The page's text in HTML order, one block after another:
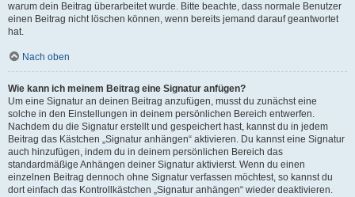
warum dein Beitrag überarbeitet wurde. Bitte beachte, dass normale Benutzer
einen Beitrag nicht löschen können, wenn bereits jemand darauf geantwortet
hat.
Nach oben
Wie kann ich meinem Beitrag eine Signatur anfügen?
Um eine Signatur an deinen Beitrag anzufügen, musst du zunächst eine
solche in den Einstellungen in deinem persönlichen Bereich entwerfen.
Nachdem du die Signatur erstellt und gespeichert hast, kannst du in jedem
Beitrag das Kästchen „Signatur anhängen“ aktivieren. Du kannst eine Signatur
auch hinzufügen, indem du in deinem persönlichen Bereich das
standardmäßige Anhängen deiner Signatur aktivierst. Wenn du einen
einzelnen Beitrag dennoch ohne Signatur verfassen möchtest, so kannst du
dort einfach das Kontrollkästchen „Signatur anhängen“ wieder deaktivieren.